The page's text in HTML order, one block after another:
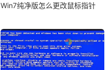
Win7纯净版怎么更改鼠标指针